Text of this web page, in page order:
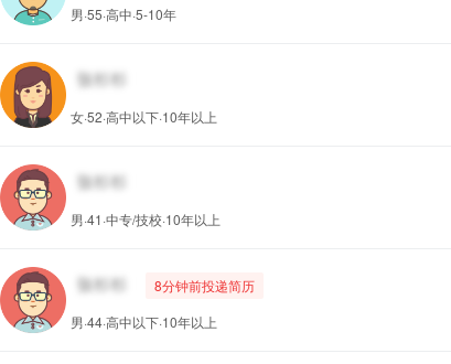
男·55·高中·5-10年
女·52·高中以下·10年以上
男·41·中专/技校·10年以上
8分钟前投递简历
男·44·高中以下·10年以上